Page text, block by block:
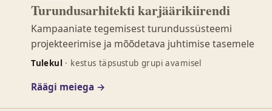
Turundusarhitekti karjäärikiirendi
Kampaaniate tegemisest turundussüsteemi
projekteerimise ja mõõdetava juhtimise tasemele
Tulekul · kestus täpsustub grupi avamisel
Räägi meiega →